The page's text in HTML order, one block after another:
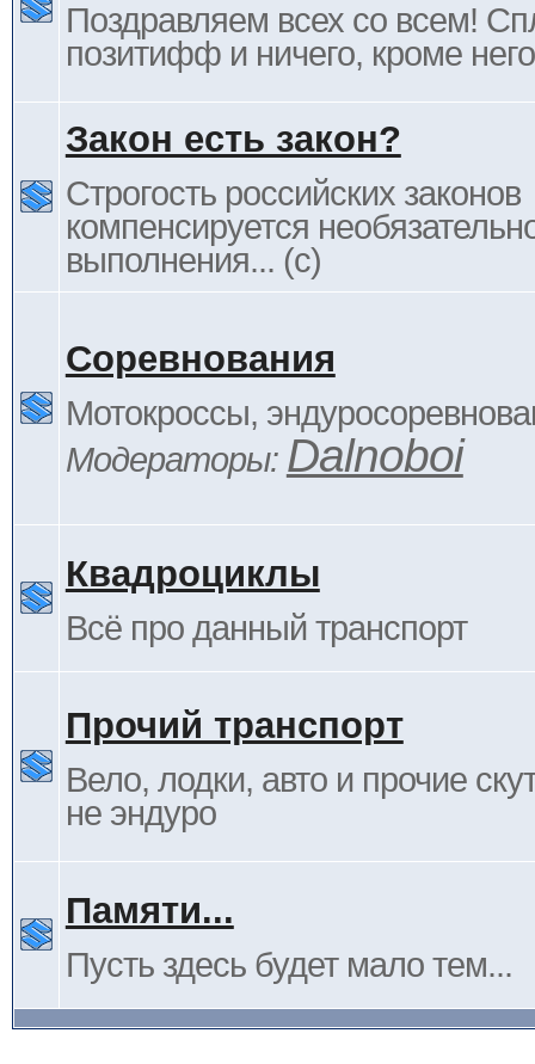
Поздравляем всех со всем!
позитифф и ничего, кроме
Закон есть закон?
Строгость российских законов
компенсируется
выполнения... (c)
Соревнования
Мотокроссы,
Модераторы: Dalnoboi
Квадроциклы
Всё про данный транспорт
Прочий транспорт
Вело, лодки, авто и прочие
не эндуро
Памяти...
Пусть здесь будет мало тем...